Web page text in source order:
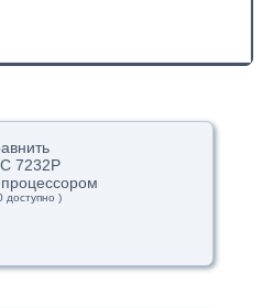
7232P
доступно )